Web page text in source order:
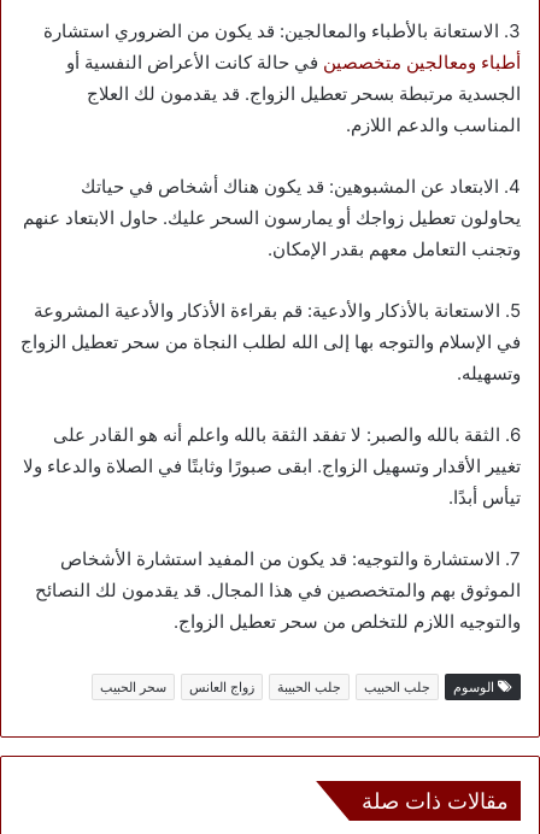
3. الاستعانة بالأطباء والمعالجين: قد يكون من الضروري استشارة
أطباء ومعالجين متخصصين في حالة كانت الأعراض النفسية أو
الجسدية مرتبطة بسحر تعطيل الزواج. قد يقدمون لك العلاج
المناسب والدعم اللازم.
4. الابتعاد عن المشبوهين: قد يكون هناك أشخاص في حياتك
يحاولون تعطيل زواجك أو يمارسون السحر عليك. حاول الابتعاد عنهم
وتجنب التعامل معهم بقدر الإمكان.
5. الاستعانة بالأذكار والأدعية: قم بقراءة الأذكار والأدعية المشروعة
في الإسلام والتوجه بها إلى الله لطلب النجاة من سحر تعطيل الزواج
وتسهيله.
6. الثقة بالله والصبر: لا تفقد الثقة بالله واعلم أنه هو القادر على
تغيير الأقدار وتسهيل الزواج. ابقى صبورًا وثابتًا في الصلاة والدعاء ولا
تيأس أبدًا.
7. الاستشارة والتوجيه: قد يكون من المفيد استشارة الأشخاص
الموثوق بهم والمتخصصين في هذا المجال. قد يقدمون لك النصائح
والتوجيه اللازم للتخلص من سحر تعطيل الزواج.
الوسوم جلب الحبيب جلب الحبيبة زواج العانس سحر الحبيب
مقالات ذات صلة